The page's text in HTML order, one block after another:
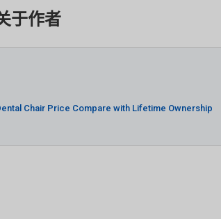
于作者
Chair Price Compare with Lifetime Ownership